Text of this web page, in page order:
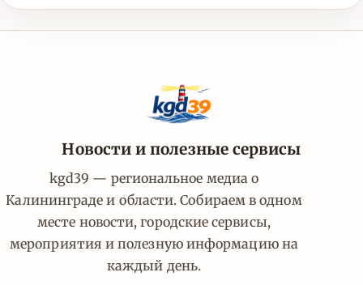
Новости и полезные сервисы
kgd39 — региональное медиа о
Калининграде и области. Собираем в одном
месте новости, городские сервисы,
мероприятия и полезную информацию на
каждый день.